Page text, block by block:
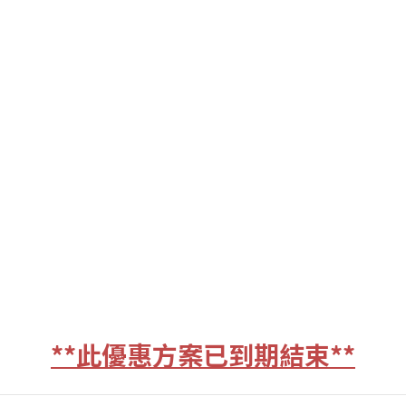
**此優惠方案已到期結束**